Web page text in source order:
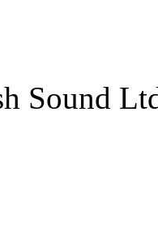
Sound